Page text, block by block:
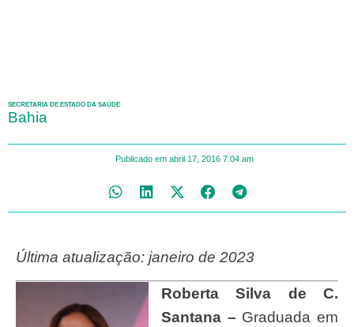
SECRETARIA DE ESTADO DA SAÚDE
Bahia
Publicado em abril 17, 2016 7:04 am
Última atualização: janeiro de 2023
Roberta Silva de C.
Santana – Graduada em